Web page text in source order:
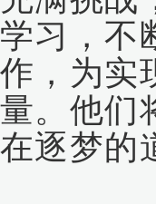
习，不
，为实
。他们
逐梦